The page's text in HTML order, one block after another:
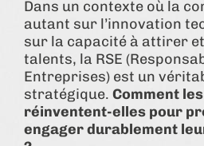
Dans un contexte où la
autant sur l’innovation
sur la capacité à attirer
talents, la RSE
Entreprises) est un
stratégique. Comment
réinventent-elles pour
engager durablement